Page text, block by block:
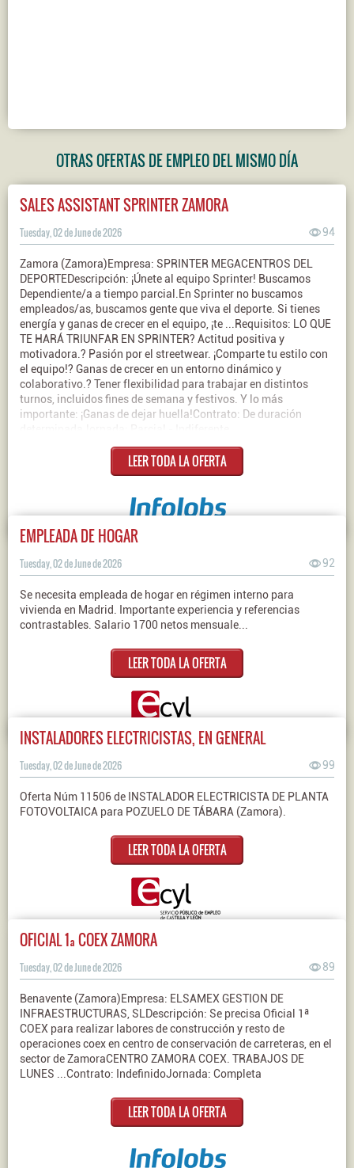
OTRAS OFERTAS DE EMPLEO DEL MISMO DÍA
SALES ASSISTANT SPRINTER ZAMORA
Tuesday, 02 de June de 2026 94
Zamora (Zamora)Empresa: SPRINTER MEGACENTROS DEL
DEPORTEDescripción: ¡Únete al equipo Sprinter! Buscamos
Dependiente/a a tiempo parcial.En Sprinter no buscamos
empleados/as, buscamos gente que viva el deporte. Si tienes
energía y ganas de crecer en el equipo, ¡te ...Requisitos: LO QUE
TE HARÁ TRIUNFAR EN SPRINTER? Actitud positiva y
motivadora.? Pasión por el streetwear. ¡Comparte tu estilo con
el equipo!? Ganas de crecer en un entorno dinámico y
colaborativo.? Tener flexibilidad para trabajar en distintos
turnos, incluidos fines de semana y festivos. Y lo más
importante: ¡Ganas de dejar huella!Contrato: De duración
LEER TODA LA OFERTA
EMPLEADA DE HOGAR
Tuesday, 02 de June de 2026 92
Se necesita empleada de hogar en régimen interno para
vivienda en Madrid. Importante experiencia y referencias
contrastables. Salario 1700 netos mensuale...
LEER TODA LA OFERTA
INSTALADORES ELECTRICISTAS, EN GENERAL
Tuesday, 02 de June de 2026 99
Oferta Núm 11506 de INSTALADOR ELECTRICISTA DE PLANTA
FOTOVOLTAICA para POZUELO DE TÁBARA (Zamora).
LEER TODA LA OFERTA
OFICIAL 1ª COEX ZAMORA
Tuesday, 02 de June de 2026 89
Benavente (Zamora)Empresa: ELSAMEX GESTION DE
INFRAESTRUCTURAS, SLDescripción: Se precisa Oficial 1ª
COEX para realizar labores de construcción y resto de
operaciones coex en centro de conservación de carreteras, en el
sector de ZamoraCENTRO ZAMORA COEX. TRABAJOS DE
LUNES ...Contrato: IndefinidoJornada: Completa
LEER TODA LA OFERTA